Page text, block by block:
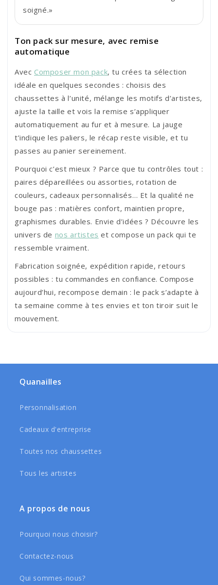
soigné.»
Ton pack sur mesure, avec remise
automatique
Avec Composer mon pack, tu crées ta sélection
idéale en quelques secondes : choisis des
chaussettes à l’unité, mélange les motifs d’artistes,
ajuste la taille et vois la remise s’appliquer
automatiquement au fur et à mesure. La jauge
t’indique les paliers, le récap reste visible, et tu
passes au panier sereinement.
Pourquoi c’est mieux ? Parce que tu contrôles tout :
paires dépareillées ou assorties, rotation de
couleurs, cadeaux personnalisés… Et la qualité ne
bouge pas : matières confort, maintien propre,
graphismes durables. Envie d’idées ? Découvre les
univers de nos artistes et compose un pack qui te
ressemble vraiment.
Fabrication soignée, expédition rapide, retours
possibles : tu commandes en confiance. Compose
aujourd’hui, recompose demain : le pack s’adapte à
ta semaine comme à tes envies et ton tiroir suit le
mouvement.
Quanailles
Personnalisation
Cadeaux d'entreprise
Toutes nos chaussettes
Tous les artistes
A propos de nous
Pourquoi nous choisir?
Contactez-nous
Qui sommes-nous?